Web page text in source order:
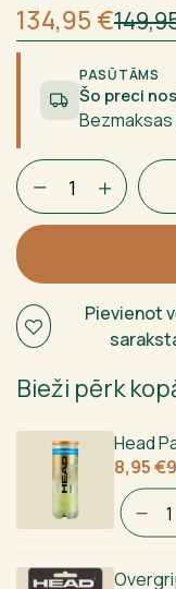
Sākotnējā
cena
bija:149,95 €.
134,95 €
Current
price
is:134,95 €.PASŪTĀMS
Šo preci
Bullpadel
Ionic
Light
26
Sieviešu
daudzumsPievienot
Bieži pērk
Head
cena
bija:
9,95 €.
8,95€
Current
price
is:
8,95 €.